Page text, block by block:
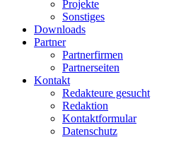
Projekte
Sonstiges
Downloads
Partner
Partnerfirmen
Partnerseiten
Kontakt
Redakteure gesucht
Redaktion
Kontaktformular
Datenschutz